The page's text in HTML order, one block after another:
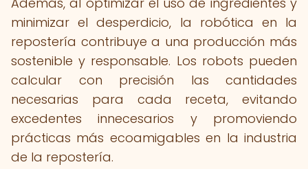
minimizar el desperdicio, la robótica en la
repostería contribuye a una producción más
sostenible y responsable. Los robots pueden
calcular con precisión las cantidades
necesarias para cada receta, evitando
excedentes innecesarios y promoviendo
prácticas más ecoamigables en la industria
de la repostería.